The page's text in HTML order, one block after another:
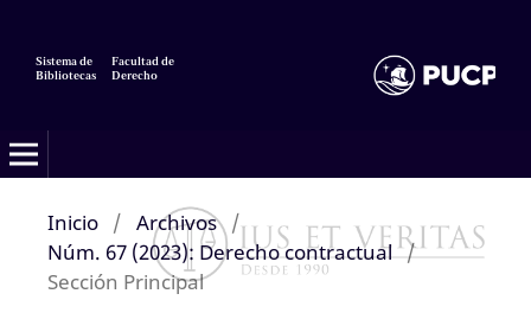
Sistema de
Bibliotecas
Facultad de
Derecho
Inicio / Archivos /
Núm. 67 (2023): Derecho contractual /
Sección Principal